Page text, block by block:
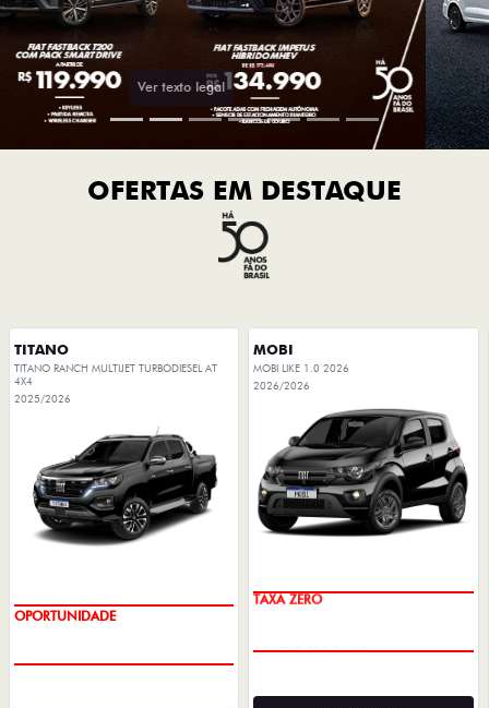
OFERTAS EM DESTAQUE
TITANO
TITANO RANCH MULTIJET TURBODIESEL AT
4X4
2025/2026
OPORTUNIDADE
MOBI
MOBI LIKE 1.0 2026
2026/2026
TAXA ZERO